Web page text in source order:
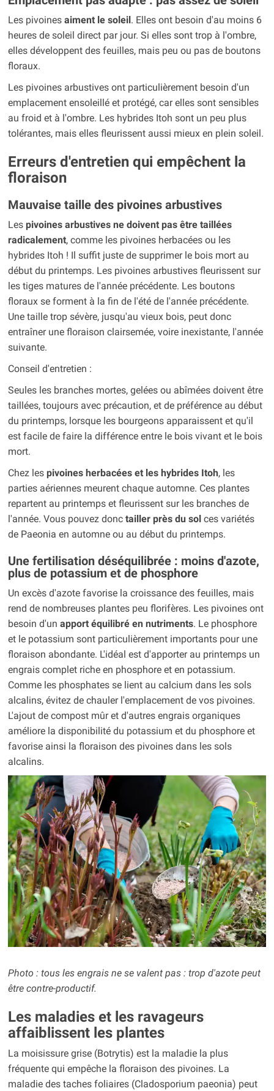
Les pivoines aiment le soleil. Elles ont besoin d'au moins 6
heures de soleil direct par jour. Si elles sont trop à l'ombre,
elles développent des feuilles, mais peu ou pas de boutons
floraux.
Les pivoines arbustives ont particulièrement besoin d'un
emplacement ensoleillé et protégé, car elles sont sensibles
au froid et à l'ombre. Les hybrides Itoh sont un peu plus
tolérantes, mais elles fleurissent aussi mieux en plein soleil.
Erreurs d'entretien qui empêchent la
floraison
Mauvaise taille des pivoines arbustives
Les pivoines arbustives ne doivent pas être taillées
radicalement, comme les pivoines herbacées ou les
hybrides Itoh ! Il suffit juste de supprimer le bois mort au
début du printemps. Les pivoines arbustives fleurissent sur
les tiges matures de l'année précédente. Les boutons
floraux se forment à la fin de l'été de l'année précédente.
Une taille trop sévère, jusqu'au vieux bois, peut donc
entraîner une floraison clairsemée, voire inexistante, l'année
suivante.
Conseil d'entretien :
Seules les branches mortes, gelées ou abîmées doivent être
taillées, toujours avec précaution, et de préférence au début
du printemps, lorsque les bourgeons apparaissent et qu'il
est facile de faire la différence entre le bois vivant et le bois
mort.
Chez les pivoines herbacées et les hybrides Itoh, les
parties aériennes meurent chaque automne. Ces plantes
repartent au printemps et fleurissent sur les branches de
l'année. Vous pouvez donctailler près du sol ces variétés
de Paeonia en automne ou au début du printemps.
Une fertilisation déséquilibrée : moins d'azote,
plus de potassium et de phosphore
Un excès d'azote favorise la croissance des feuilles, mais
rend de nombreuses plantes peu florifères. Les pivoines ont
besoin d'un apport équilibré en nutriments. Le phosphore
et le potassium sont particulièrement importants pour une
floraison abondante. L'idéal est d'apporter au printemps un
engrais complet riche en phosphore et en potassium.
Comme les phosphates se lient au calcium dans les sols
alcalins, évitez de chauler l'emplacement de vos pivoines.
L'ajout de compost mûr et d'autres engrais organiques
améliore la disponibilité du potassium et du phosphore et
favorise ainsi la floraison des pivoines dans les sols
alcalins.
Photo : tous les engrais ne se valent pas : trop d'azote peut
être contre-productif.
Les maladies et les ravageurs
affaiblissent les plantes
La moisissure grise (Botrytis) est la maladie la plus
fréquente qui empêche la floraison des pivoines. La
maladie des taches foliaires (Cladosporium paeonia) peut